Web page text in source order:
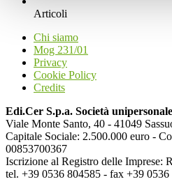
Articoli
Chi siamo
Mog 231/01
Privacy
Cookie Policy
Credits
Edi.Cer S.p.a. Società unipersonale
Viale Monte Santo, 40 - 41049
Capitale Sociale: 2.500.000 euro -
00853700367
Iscrizione al Registro delle Imprese:
tel. +39 0536 804585 - fax +39 0536